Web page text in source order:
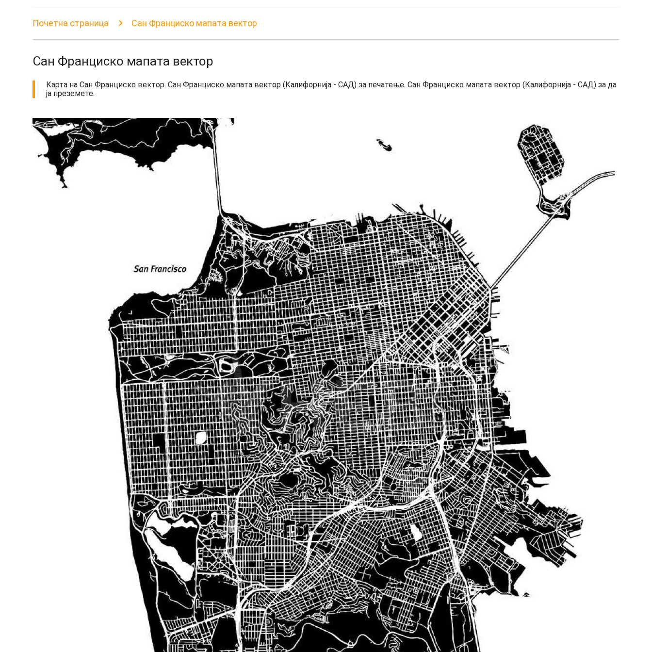
Почетна страница Сан Франциско мапата вектор
Сан Франциско мапата вектор
Карта на Сан Франциско вектор. Сан Франциско мапата вектор (Калифорнија - САД) за печатење. Сан Франциско мапата вектор (Калифорнија - САД) за да
ја преземете.